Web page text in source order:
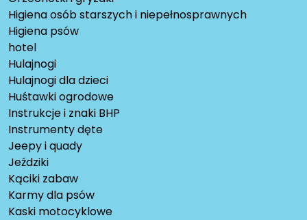
Higiena osób starszych i niepełnosprawnych
Higiena psów
hotel
Hulajnogi
Hulajnogi dla dzieci
Huśtawki ogrodowe
Instrukcje i znaki BHP
Instrumenty dęte
Jeepy i quady
Jeździki
Kąciki zabaw
Karmy dla psów
Kaski motocyklowe